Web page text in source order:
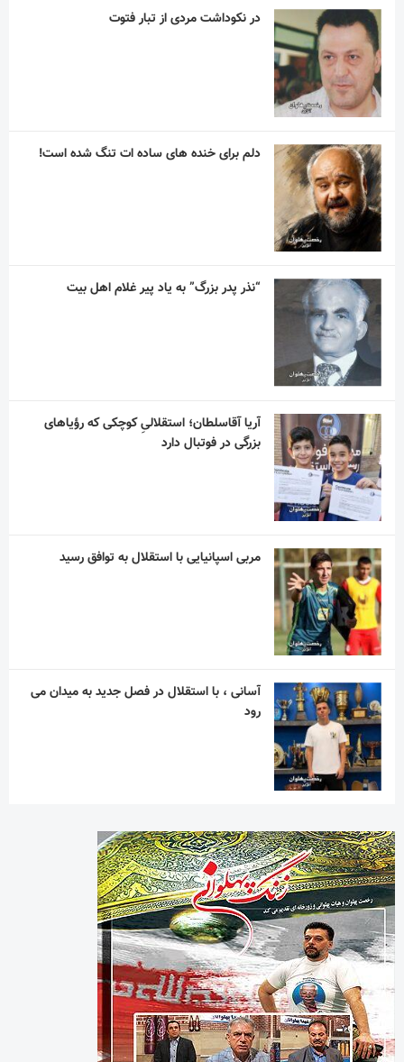
در نکوداشت مردی از تبار فتوت
دلم برای خنده های ساده ات تنگ شده است!
“نذر پدر بزرگ” به یاد پیر غلام اهل بیت
آریا آقاسلطان؛ استقلالیِ کوچکی که رؤیاهای
بزرگی در فوتبال دارد
مربی اسپانیایی با استقلال به توافق رسید
آسانی ، با استقلال در فصل جدید به میدان می
رود